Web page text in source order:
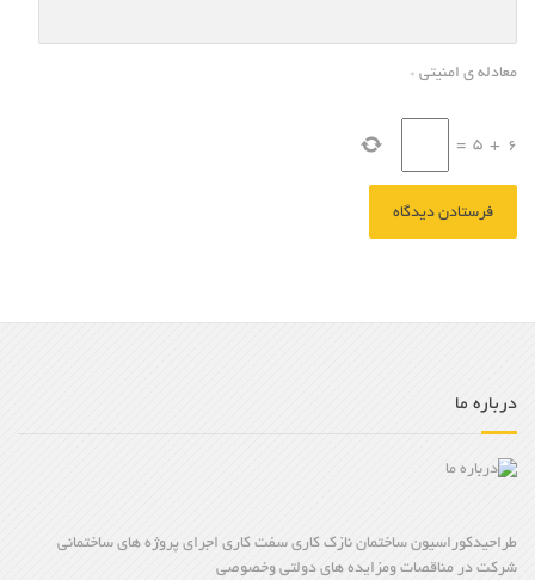
معادله ی امنیتی *
6
+
5
=
درباره ما
طراحیدکوراسیون ساختمان نازک کاری سفت کاری اجرای پروژه های ساختمانی
شرکت در مناقصات ومزایده های دولتی وخصوصی